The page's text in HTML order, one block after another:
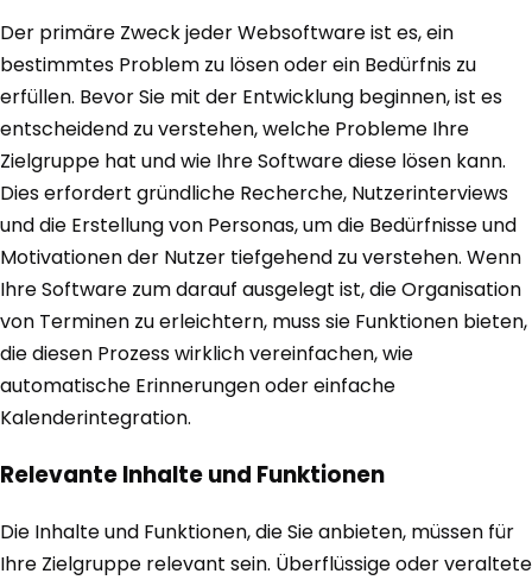
Der primäre Zweck jeder Websoftware ist es, ein
bestimmtes Problem zu lösen oder ein Bedürfnis zu
erfüllen. Bevor Sie mit der Entwicklung beginnen, ist es
entscheidend zu verstehen, welche Probleme Ihre
Zielgruppe hat und wie Ihre Software diese lösen kann.
Dies erfordert gründliche Recherche, Nutzerinterviews
und die Erstellung von Personas, um die Bedürfnisse und
Motivationen der Nutzer tiefgehend zu verstehen. Wenn
Ihre Software zum darauf ausgelegt ist, die Organisation
von Terminen zu erleichtern, muss sie Funktionen bieten,
die diesen Prozess wirklich vereinfachen, wie
automatische Erinnerungen oder einfache
Kalenderintegration.
Relevante Inhalte und Funktionen
Die Inhalte und Funktionen, die Sie anbieten, müssen für
Ihre Zielgruppe relevant sein. Überflüssige oder veraltete